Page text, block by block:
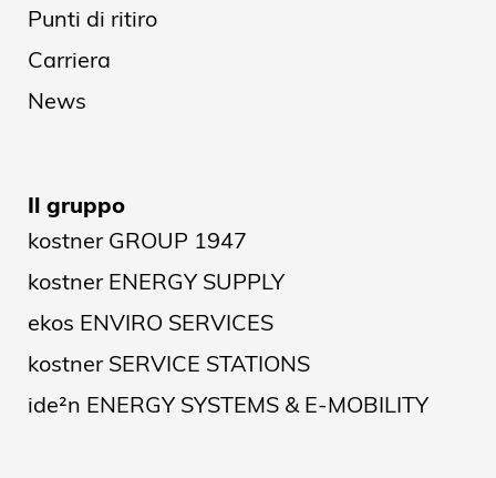
Punti di ritiro
Carriera
News
Il gruppo
kostner GROUP 1947
kostner ENERGY SUPPLY
ekos ENVIRO SERVICES
kostner SERVICE STATIONS
ide²n ENERGY SYSTEMS & E-MOBILITY